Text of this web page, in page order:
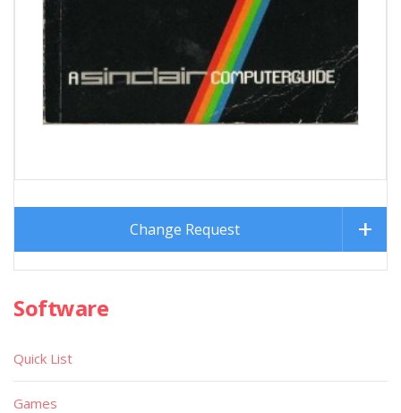
Change Request
Software
Quick List
Games